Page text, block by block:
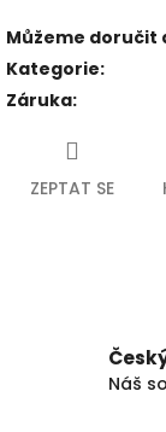
Můžeme doručit
Kategorie:
Záruka:
ZEPTAT SE
Náš